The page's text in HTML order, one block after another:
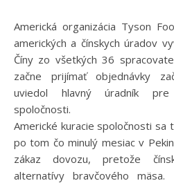
Americká organizácia Tyson
amerických a čínskych úradov
Číny zo všetkých 36
začne prijímať objednávky
uviedol hlavný úradník pre
spoločnosti.
Americké kuracie spoločnosti sa
po tom čo minulý mesiac v
zákaz dovozu, pretože
alternatívy bravčového mäsa.